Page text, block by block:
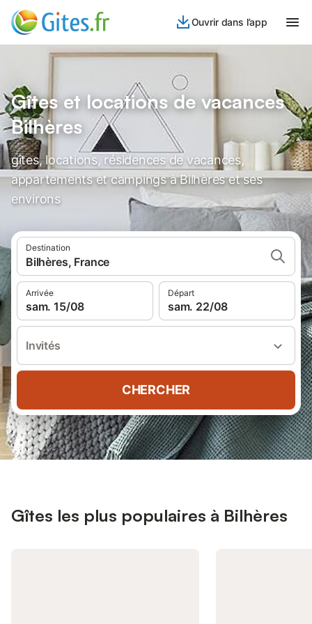
Ouvrir dans l’app
Gîtes et locations de vacances
Bilhères
gîtes, locations, résidences de vacances,
appartements et campings à Bilhères et ses
environs
Destination
Bilhères, France
Arrivée
sam. 15/08
Départ
sam. 22/08
Invités
CHERCHER
Gîtes les plus populaires à Bilhères